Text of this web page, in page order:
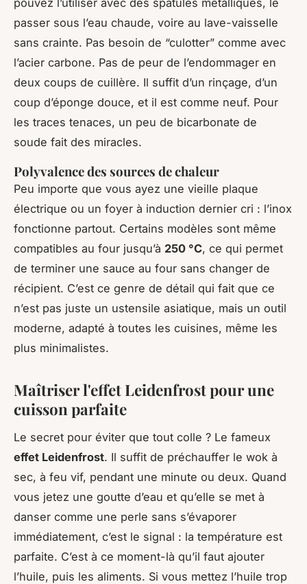
pouvez l’utiliser avec des spatules métalliques, le
passer sous l’eau chaude, voire au lave-vaisselle
sans crainte. Pas besoin de “culotter” comme avec
l’acier carbone. Pas de peur de l’endommager en
deux coups de cuillère. Il suffit d’un rinçage, d’un
coup d’éponge douce, et il est comme neuf. Pour
les traces tenaces, un peu de bicarbonate de
soude fait des miracles.
Polyvalence des sources de chaleur
Peu importe que vous ayez une vieille plaque
électrique ou un foyer à induction dernier cri : l’inox
fonctionne partout. Certains modèles sont même
compatibles au four jusqu’à 250 °C, ce qui permet
de terminer une sauce au four sans changer de
récipient. C’est ce genre de détail qui fait que ce
n’est pas juste un ustensile asiatique, mais un outil
moderne, adapté à toutes les cuisines, même les
plus minimalistes.
Maîtriser l'effet Leidenfrost pour une
cuisson parfaite
Le secret pour éviter que tout colle ? Le fameux
effet Leidenfrost. Il suffit de préchauffer le wok à
sec, à feu vif, pendant une minute ou deux. Quand
vous jetez une goutte d’eau et qu’elle se met à
danser comme une perle sans s’évaporer
immédiatement, c’est le signal : la température est
parfaite. C’est à ce moment-là qu’il faut ajouter
l’huile, puis les aliments. Si vous mettez l’huile trop